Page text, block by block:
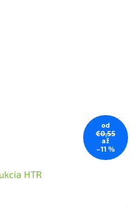
od
€0,55
až
–11 %
HTR